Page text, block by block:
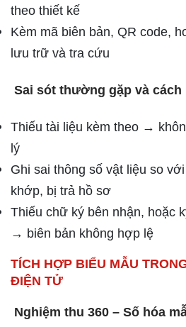
theo thiết kế
Kèm mã biên bản, QR code,
lưu trữ và tra cứu
Sai sót thường gặp và cách
Thiếu tài liệu kèm theo →
lý
Ghi sai thông số vật liệu so
khớp, bị trả hồ sơ
Thiếu chữ ký bên nhận, hoặc
→ biên bản không hợp lệ
TÍCH HỢP BIỂU MẪU
ĐIỆN TỬ
Nghiệm thu 360 – Số hóa